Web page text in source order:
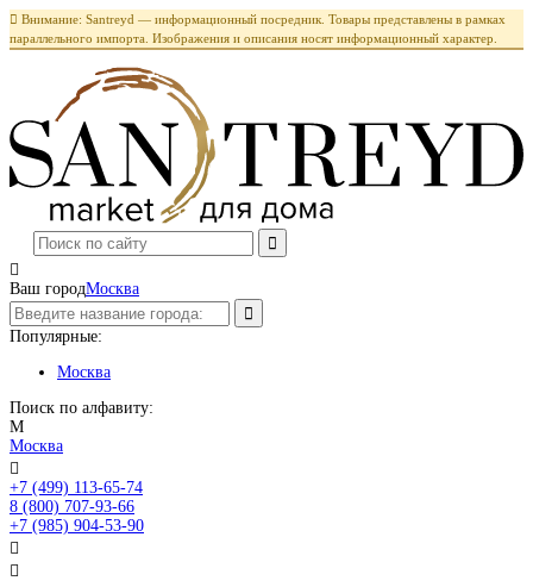
 Внимание: Santreyd — информационный посредник. Товары представлены в рамках
параллельного импорта. Изображения и описания носят информационный характер.

Ваш городМосква
Популярные:
Москва
Поиск по алфавиту:
М
Москва

+7 (499) 113-65-74
8 (800) 707-93-66
+7 (985) 904-53-90

